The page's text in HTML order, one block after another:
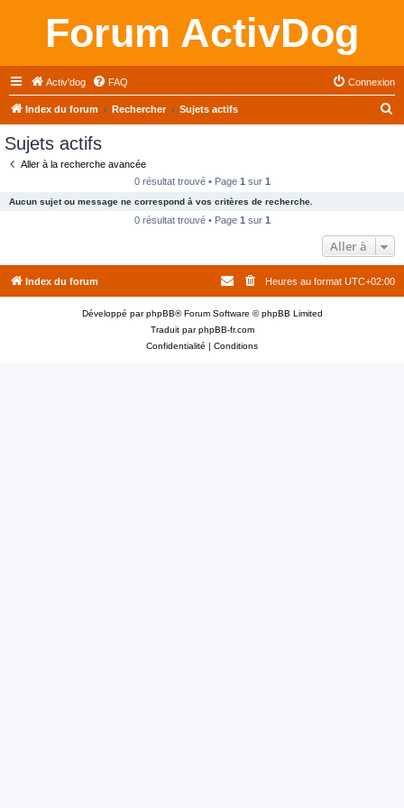
Forum ActivDog
Activ'dog FAQ Connexion
Index du forum Rechercher Sujets actifs
c
e
Sujets actifs
Aller à la recherche avancée
0 résultat trouvé • Page 1 sur 1
Aucun sujet ou message ne correspond à vos critères de recherche.
0 résultat trouvé • Page 1 sur 1
Aller à
Index du forum Heures au format UTC+02:00
Développé parphpBB® Forum Software © phpBB Limited
Traduit parphpBB-fr.com
Confidentialité | Conditions